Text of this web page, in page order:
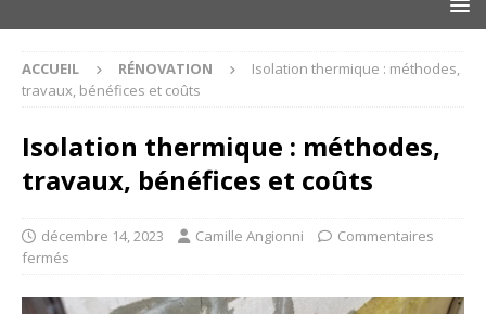
ACCUEIL RÉNOVATION
Isolation thermique : méthodes,
travaux, bénéfices et coûts
Isolation thermique : méthodes,
travaux, bénéfices et coûts
décembre 14, 2023 Camille Angionni
Commentaires
fermés